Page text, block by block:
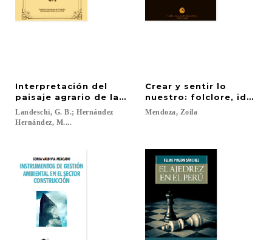
Interpretación del
paisaje agrario de la Toscana en el siglo XVIII
Landeschi, G. B.; Hernández
Hernández, M....
Crear y sentir lo
nuestro: folclore,
Mendoza, Zoila